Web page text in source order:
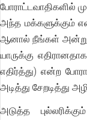
போராட்டவாதிகளில்
அந்த மக்களுக்கும்
ஆனால் நீங்கள் அன்று
யாருக்கு
எதிர்த்து) என்ற
அடித்து சேறடித்து
அடுத்த